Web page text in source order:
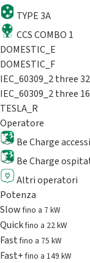
TYPE 3A
CCS COMBO 1
DOMESTIC_E
DOMESTIC_F
IEC_60309_2 three 32
IEC_60309_2 three 16
TESLA_R
Operatore
Be Charge
Be Charge
Altri operatori
Potenza
Slowfino a 7 kW
Quickfino a 22 kW
Fastfino a 75 kW
Fast+fino a 149 kW